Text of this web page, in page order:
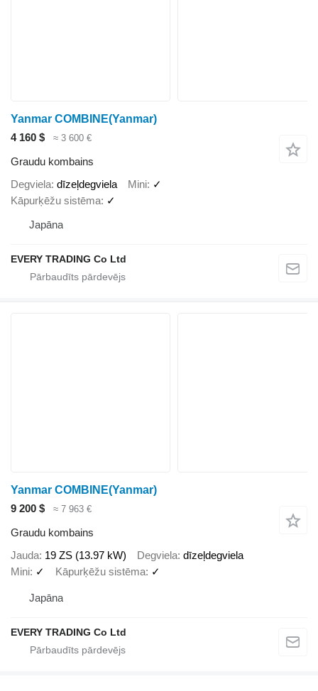
Yanmar COMBINE(Yanmar)
4 160 $
≈ 3 600 €
Graudu kombains
Degviela dīzeļdegviela Mini ✓
Kāpurķēžu sistēma ✓
Japāna
EVERY TRADING Co Ltd
Yanmar COMBINE(Yanmar)
9 200 $
≈ 7 963 €
Graudu kombains
Jauda 19 ZS (13.97 kW) Degviela dīzeļdegviela
Mini ✓ Kāpurķēžu sistēma ✓
Japāna
EVERY TRADING Co Ltd